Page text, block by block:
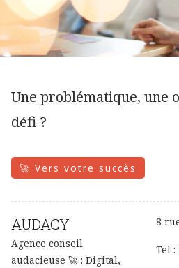
Une problématique, une
défi ?
🚀 Vers votre succès
AUDACY
Agence conseil
audacieuse 🚀 : Digital,
8
Tel :